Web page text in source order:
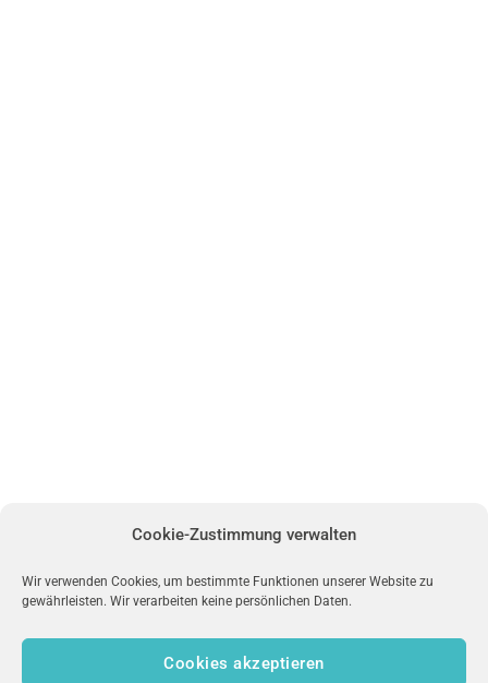
Cookie-Zustimmung verwalten
Wir verwenden Cookies, um bestimmte Funktionen unserer Website zu
gewährleisten. Wir verarbeiten keine persönlichen Daten.
Cookies akzeptieren